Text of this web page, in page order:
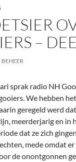
–
BEHEER
sprak radio NH
We hebben
geregeld werd
meerderjarig en in
dat ze zich
mede omdat
de onontgonnen